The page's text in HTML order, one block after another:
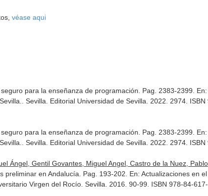
véase aqui
para la enseñanza de programación. Pag. 2383-2399.
. Sevilla. Editorial Universidad de Sevilla. 2022. 2974.
para la enseñanza de programación. Pag. 2383-2399.
. Sevilla. Editorial Universidad de Sevilla. 2022. 2974.
Ángel, Gentil Govantes, Miguel Angel, Castro de la Nuez,
preliminar en Andalucía. Pag. 193-202. En: Actualizaciones en
Virgen del Rocío. Sevilla. 2016. 90-99. ISBN 978-84-